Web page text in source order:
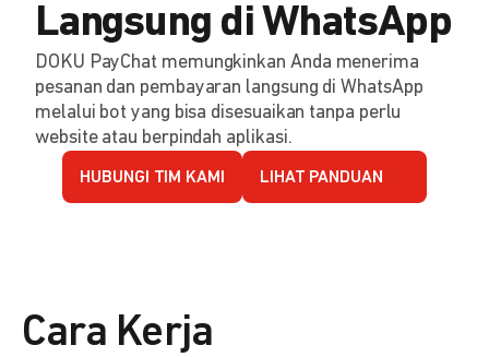
Langsung di WhatsApp
DOKU PayChat memungkinkan Anda menerima
pesanan dan pembayaran langsung di WhatsApp
melalui bot yang bisa disesuaikan tanpa perlu
website atau berpindah aplikasi.
HUBUNGI TIM KAMI LIHAT PANDUAN
Cara Kerja